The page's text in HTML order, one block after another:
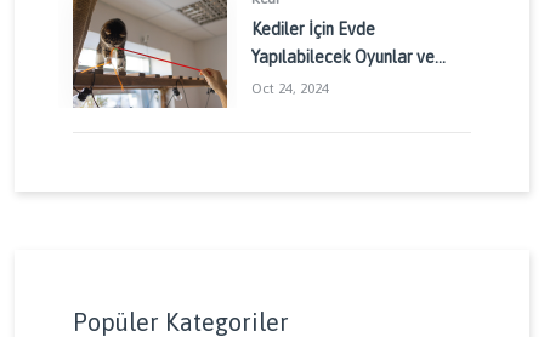
Kediler İçin Evde
Yapılabilecek Oyunlar ve
Aktiviteler: Kedinizin
Oct 24, 2024
Popüler Kategoriler